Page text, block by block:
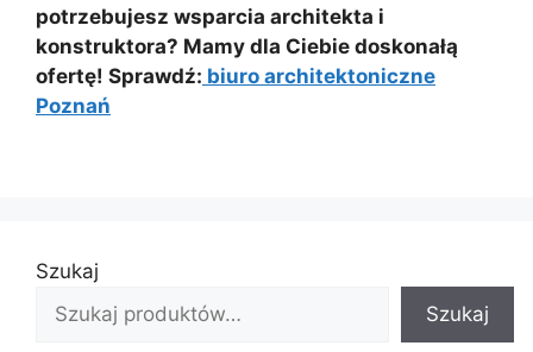
potrzebujesz wsparcia architekta i
konstruktora? Mamy dla Ciebie doskonałą
ofertę! Sprawdź: biuro architektoniczne
Poznań
Szukaj
Szukaj